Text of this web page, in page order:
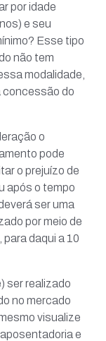
por idade
e seu
Esse tipo
não tem
modalidade,
concessão do
o
pode
o prejuízo de
após o tempo
ser uma
por meio de
daqui a 10
ser realizado
no mercado
visualize
e